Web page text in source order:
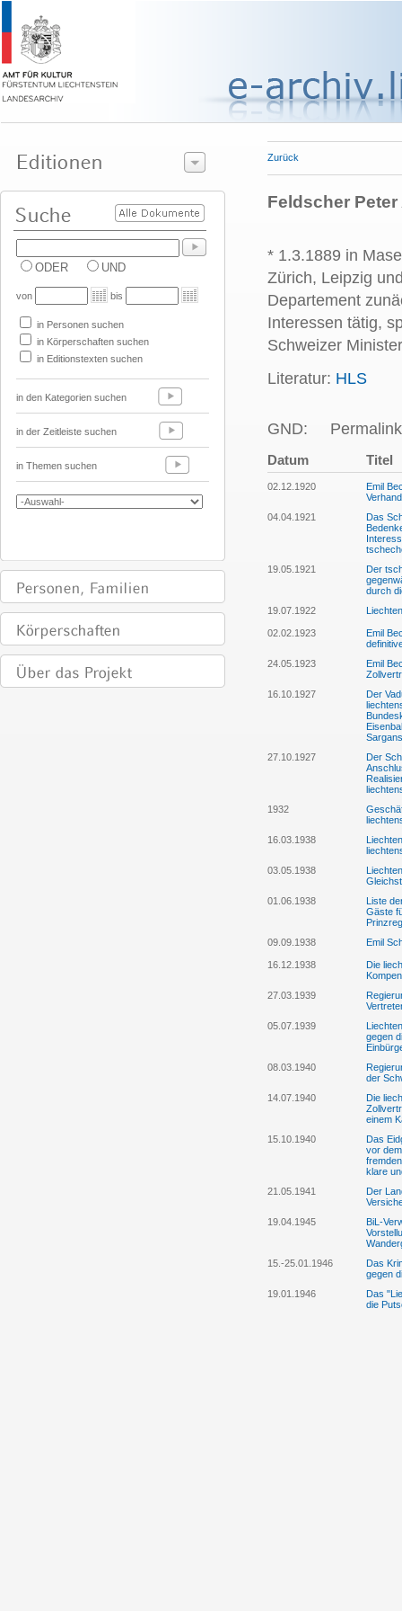
ODER UND
von bis
in Personen suchen
in Körperschaften suchen
in Editionstexten suchen
in den Kategorien suchen
in der Zeitleiste suchen
in Themen suchen
Zurück
Feldscher
* 1.3.1889 in
Zürich, Leipzig
Departement
Interessen tätig,
Schweizer
Literatur: HLS
GND:
Datum Titel
02.12.1920
Emil
04.04.1921
Das
19.05.1921
Der
durch
19.07.1922
02.02.1923
Emil
24.05.1923
Emil
16.10.1927
Der
27.10.1927
Der
1932
16.03.1938
03.05.1938
01.06.1938
Liste
Gäste
09.09.1938
Emil
16.12.1938
Die
27.03.1939
05.07.1939
gegen
08.03.1940
der
14.07.1940
Die
einem
15.10.1940
Das
vor
klare
21.05.1941
Der
19.04.1945
BiL-
15.-25.01.1946
Das
gegen
19.01.1946
Das
die